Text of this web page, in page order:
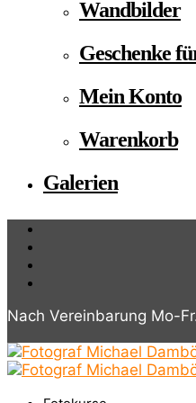
Wandbilder
Geschenke
Mein Konto
Warenkorb
Galerien
Nach Vereinbarung Mo-